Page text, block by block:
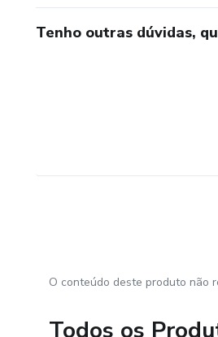
Tenho outras dúvidas,
O conteúdo deste produto não
Todos os